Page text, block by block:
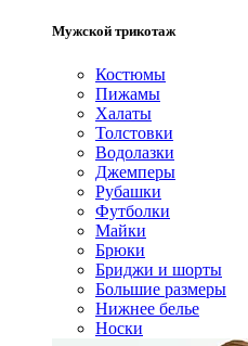
Мужской трикотаж
Костюмы
Пижамы
Халаты
Толстовки
Водолазки
Джемперы
Рубашки
Футболки
Майки
Брюки
Бриджи и шорты
Большие размеры
Нижнее белье
Носки